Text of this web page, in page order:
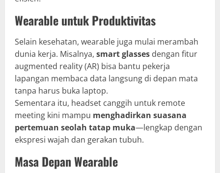
Wearable untuk Produktivitas
Selain kesehatan, wearable juga mulai merambah
dunia kerja. Misalnya, smart glasses dengan fitur
augmented reality (AR) bisa bantu pekerja
lapangan membaca data langsung di depan mata
tanpa harus buka laptop.
Sementara itu, headset canggih untuk remote
meeting kini mampu menghadirkan suasana
pertemuan seolah tatap muka—lengkap dengan
ekspresi wajah dan gerakan tubuh.
Masa Depan Wearable